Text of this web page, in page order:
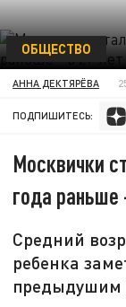
ОБЩЕСТВО
АННА ДЕКТЯРЁВА
ПОДПИШИТЕСЬ:
Москвички
года раньше
Средний
ребенка
предыдушим